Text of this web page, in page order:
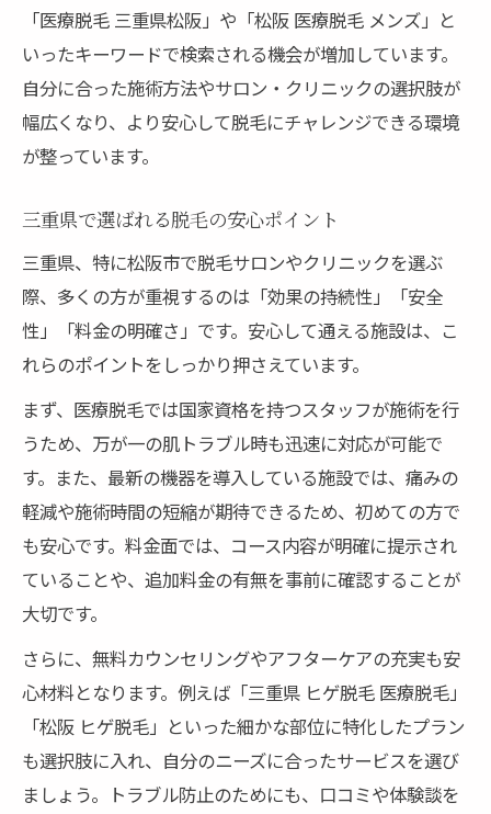
「医療脱毛 三重県松阪」や「松阪 医療脱毛 メンズ」と
いったキーワードで検索される機会が増加しています。
自分に合った施術方法やサロン・クリニックの選択肢が
幅広くなり、より安心して脱毛にチャレンジできる環境
が整っています。
三重県で選ばれる脱毛の安心ポイント
三重県、特に松阪市で脱毛サロンやクリニックを選ぶ
際、多くの方が重視するのは「効果の持続性」「安全
性」「料金の明確さ」です。安心して通える施設は、こ
れらのポイントをしっかり押さえています。
まず、医療脱毛では国家資格を持つスタッフが施術を行
うため、万が一の肌トラブル時も迅速に対応が可能で
す。また、最新の機器を導入している施設では、痛みの
軽減や施術時間の短縮が期待できるため、初めての方で
も安心です。料金面では、コース内容が明確に提示され
ていることや、追加料金の有無を事前に確認することが
大切です。
さらに、無料カウンセリングやアフターケアの充実も安
心材料となります。例えば「三重県 ヒゲ脱毛 医療脱毛」
「松阪 ヒゲ脱毛」といった細かな部位に特化したプラン
も選択肢に入れ、自分のニーズに合ったサービスを選び
ましょう。トラブル防止のためにも、口コミや体験談を